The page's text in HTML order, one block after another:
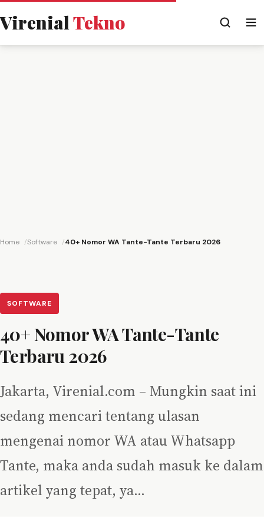
VirenialTekno
Home Software 40+ Nomor WA Tante-Tante Terbaru 2026
SOFTWARE
40+ Nomor WA Tante-Tante
Terbaru 2026
Jakarta, Virenial.com – Mungkin saat ini
sedang mencari tentang ulasan
mengenai nomor WA atau Whatsapp
Tante, maka anda sudah masuk ke dalam
artikel yang tepat, ya…